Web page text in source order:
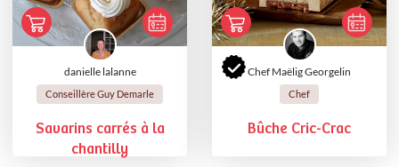
danielle lalanne
Conseillère Guy Demarle
Savarins carrés à la
chantilly
Chef Maëlig Georgelin
Chef
Bûche Cric-Crac